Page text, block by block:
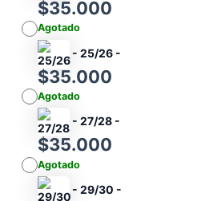
$35.000
Agotado
- 25/26 -
$35.000
Agotado
- 27/28 -
$35.000
Agotado
- 29/30 -